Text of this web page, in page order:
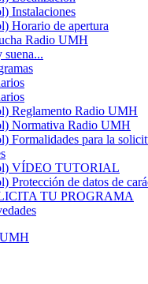
Instalaciones
Horario de apertura
Radio UMH
Reglamento Radio UMH
Normativa Radio UMH
Formalidades para la
VÍDEO TUTORIAL
Protección de datos de
TU PROGRAMA